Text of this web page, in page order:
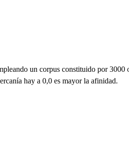
un corpus constituido por 3000
hay a 0,0 es mayor la afinidad.